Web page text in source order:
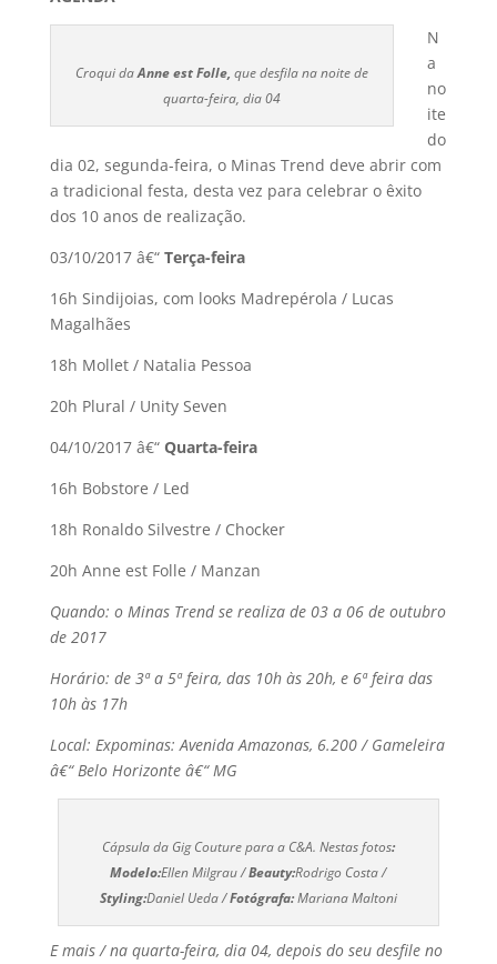
Croqui daAnne est Folle, que desfila na noite de
quarta-feira, dia 04
N
a
no
ite
do
dia 02, segunda-feira, o Minas Trend deve abrir com
a tradicional festa, desta vez para celebrar o êxito
dos 10 anos de realização.
03/10/2017 â€“ Terça-feira
16h Sindijoias, com looks Madrepérola / Lucas
Magalhães
18h Mollet / Natalia Pessoa
20h Plural / Unity Seven
04/10/2017 â€“ Quarta-feira
16h Bobstore / Led
18h Ronaldo Silvestre / Chocker
20h Anne est Folle / Manzan
Quando: o Minas Trend se realiza de 03 a 06 de outubro
de 2017
Horário: de 3ª a 5ª feira, das 10h às 20h, e 6ª feira das
10h às 17h
Local: Expominas: Avenida Amazonas, 6.200 / Gameleira
â€“ Belo Horizonte â€“ MG
Cápsula da Gig Couture para a C&A. Nestas fotos:
Modelo:Ellen Milgrau /Beauty:Rodrigo Costa /
Styling:Daniel Ueda /Fotógrafa:Mariana Maltoni
E mais /na quarta-feira, dia 04, depois do seu desfile no